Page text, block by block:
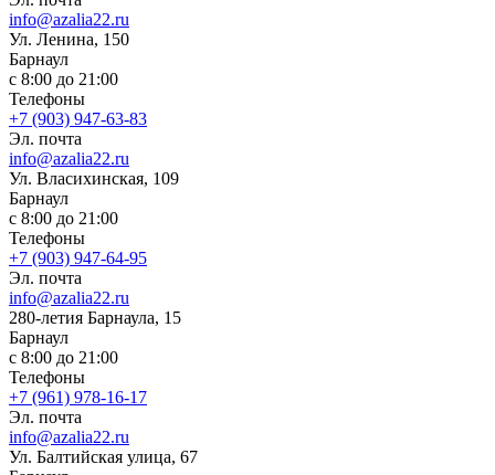
info@azalia22.ru
Ул. Ленина, 150
Барнаул
с 8:00 до 21:00
Телефоны
+7 (903) 947-63-83
Эл. почта
info@azalia22.ru
Ул. Власихинская, 109
Барнаул
с 8:00 до 21:00
Телефоны
+7 (903) 947-64-95
Эл. почта
info@azalia22.ru
280-летия Барнаула, 15
Барнаул
с 8:00 до 21:00
Телефоны
+7 (961) 978-16-17
Эл. почта
info@azalia22.ru
Ул. ​Балтийская улица, 67